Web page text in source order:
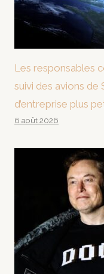
Les responsables
suivi des avions
d’entreprise plus
6 août 2026